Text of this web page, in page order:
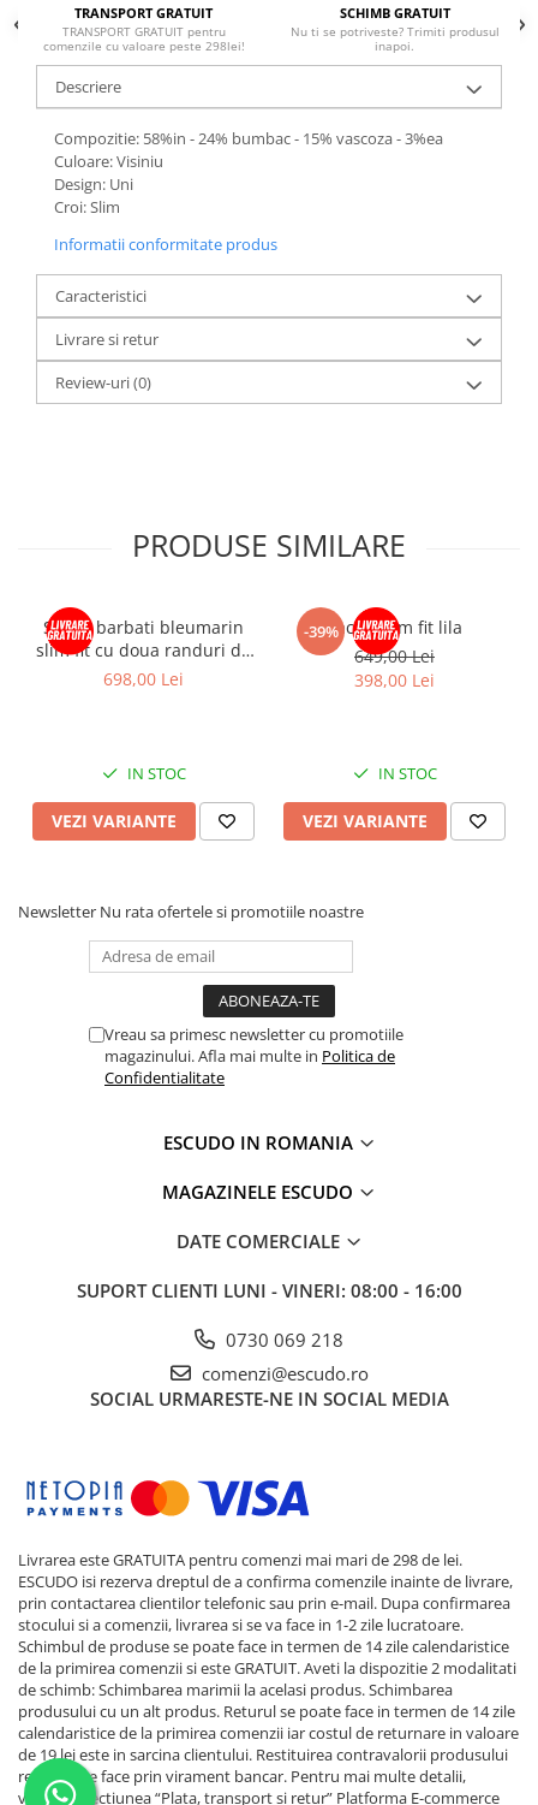
TRANSPORT GRATUIT
TRANSPORT GRATUIT pentru
comenzile cu valoare peste 298lei!
SCHIMB GRATUIT
Nu ti se potriveste? Trimiti produsul
inapoi.
Descriere
Compozitie: 58%in - 24% bumbac - 15% vascoza - 3%ea
Culoare: Visiniu
Design: Uni
Croi: Slim
Informatii conformitate produs
Caracteristici
Livrare si retur
Review-uri(0)
PRODUSE SIMILARE
Sacou barbati bleumarin
slim fit cu doua randuri de
nasturi
698,00 Lei
IN STOC
VEZI VARIANTE
-39%Sacou slim fit lila
649,00 Lei
398,00 Lei
IN STOC
VEZI VARIANTE
Newsletter Nu rata ofertele si promotiile noastre
Vreau sa primesc newsletter cu promotiile
magazinului. Afla mai multe in Politica de
Confidentialitate
ESCUDO IN ROMANIA
MAGAZINELE ESCUDO
DATE COMERCIALE
SUPORT CLIENTI LUNI - VINERI: 08:00 - 16:00
0730 069 218
comenzi@escudo.ro
SOCIAL URMARESTE-NE IN SOCIAL MEDIA
Livrarea este GRATUITA pentru comenzi mai mari de 298 de lei.
ESCUDO isi rezerva dreptul de a confirma comenzile inainte de livrare,
prin contactarea clientilor telefonic sau prin e-mail. Dupa confirmarea
stocului si a comenzii, livrarea si se va face in 1-2 zile lucratoare.
Schimbul de produse se poate face in termen de 14 zile calendaristice
de la primirea comenzii si este GRATUIT. Aveti la dispozitie 2 modalitati
de schimb: Schimbarea marimii la acelasi produs. Schimbarea
produsului cu un alt produs. Returul se poate face in termen de 14 zile
calendaristice de la primirea comenzii iar costul de returnare in valoare
de 19 lei este in sarcina clientului. Restituirea contravalorii produsului
returnat se face prin virament bancar. Pentru mai multe detalii,
verificati sectiunea “Plata, transport si retur” Platforma E-commerce